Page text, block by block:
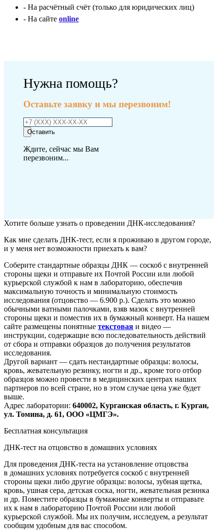
- На расчётный счёт (только для юридических лиц)
- На сайте online
Нужна помощь?
Оставьте заявку и мы перезвоним!
Оставить
Ждите, сейчас мы Вам
перезвоним...
Хотите больше узнать о проведении ДНК-исследования?
Как мне сделать ДНК-тест, если я проживаю в другом городе,
и у меня нет возможности приехать к вам?
Соберите стандартные образцы ДНК — соскоб с внутренней
стороны щеки и отправьте их Почтой России или любой
курьерской службой к нам в лабораторию, обеспечив
максимальную точность и минимальную стоимость
исследования (отцовство — 6.900 р.). Сделать это можно
обычными ватными палочками, взяв мазок с внутренней
стороны щеки и поместив их в бумажный конверт. На нашем
сайте размещены понятные текстовая и видео —
инструкции, содержащие всю последовательность действий
от сбора и отправки образцов до получения результатов
исследования.
Другой вариант — сдать нестандартные образцы: волосы,
кровь, жевательную резинку, ногти и др., кроме того отбор
образцов можно провести в медицинских центрах наших
партнеров по всей стране, но в этом случае цена уже будет
выше.
Адрес лаборатории: 640002, Курганская область, г. Курган,
ул. Томина, д. 61, ООО «ЦМГЭ».
Бесплатная консультация
ДНК-тест на отцовство в домашних условиях
Для проведения ДНК-теста на установление отцовства
в домашних условиях потребуется соскоб с внутренней
стороны щеки либо другие образцы: волосы, зубная щетка,
кровь, ушная сера, детская соска, ногти, жевательная резинка
и др. Поместите образцы в бумажные конверты и отправьте
их к нам в лабораторию Почтой России или любой
курьерской службой. Мы их получим, исследуем, а результат
сообщим удобным для вас способом.